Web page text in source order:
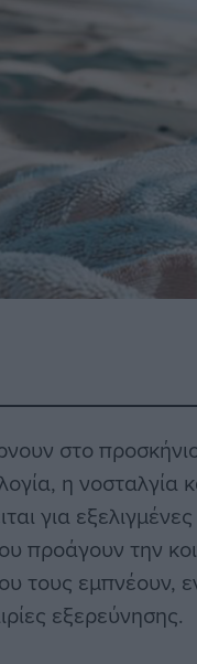
στο
η νοσταλγία
για
προάγουν την
τους εμπνέουν,
εξερεύνησης.